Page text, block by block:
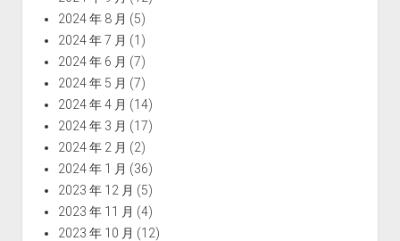
2024 年 8 月 (5)
2024 年 7 月 (1)
2024 年 6 月 (7)
2024 年 5 月 (7)
2024 年 4 月 (14)
2024 年 3 月 (17)
2024 年 2 月 (2)
2024 年 1 月 (36)
2023 年 12 月 (5)
2023 年 11 月 (4)
2023 年 10 月 (12)